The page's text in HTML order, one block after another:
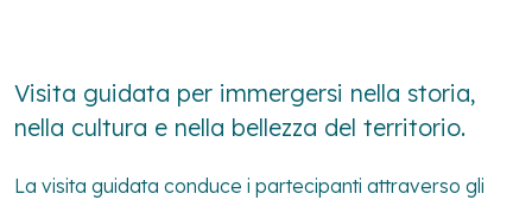
Visita guidata per immergersi nella storia,
nella cultura e nella bellezza del territorio.
La visita guidata conduce i partecipanti attraverso gli